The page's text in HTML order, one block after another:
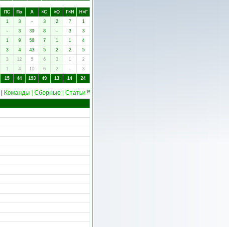
ПC Пo А ×C ×O Г×Н
Н×Г
1 3 - 3 2 7
1
- 3 39 8 - 3
3
1 9 58 7 1 1
4
3 4 43 5 2 2
5
3 12 5 6 3 1
2
1 4 10 6 2 -
3
15 44 193 49 13 14 24
Команды Сборные Статьи 15